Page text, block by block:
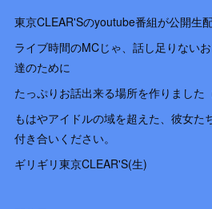
東京CLEAR'Sのyoutube番組が公開生
ライブ時間のMCじゃ、話し足りない
達のために
たっぷりお話出来る場所を作りました
もはやアイドルの域を超えた、彼女た
付き合いください。
ギリギリ東京CLEAR'S(生)